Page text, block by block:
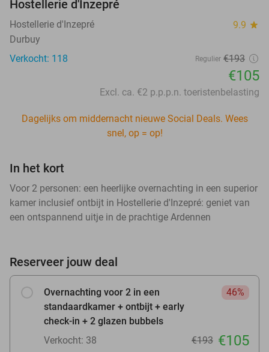
Hostellerie d'Inzepré
Hostellerie d'Inzepré 9.9 star
Durbuy
Verkocht: 118
Regulier €193
€105
Excl. ca. €2 p.p.p.n. toeristenbelasting
Dagelijks om middernacht nieuwe Social Deals. Wees
snel, op = op!
In het kort
Voor 2 personen: een heerlijke overnachting in een superior
kamer inclusief ontbijt in Hostellerie d'Inzepré: geniet van
een ontspannend uitje in de prachtige Ardennen
Reserveer jouw deal
Overnachting voor 2 in een
standaardkamer + ontbijt + early
check-in + 2 glazen bubbels
46%
Verkocht: 38 €193 €105